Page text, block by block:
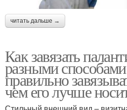
читать дальше →
Как завязать
разными
правильно
чем его лучше